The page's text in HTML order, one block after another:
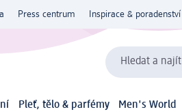
Press centrum Inspirace & poradenství
Hledat a najít
Pleť, tělo & parfémy Men's World